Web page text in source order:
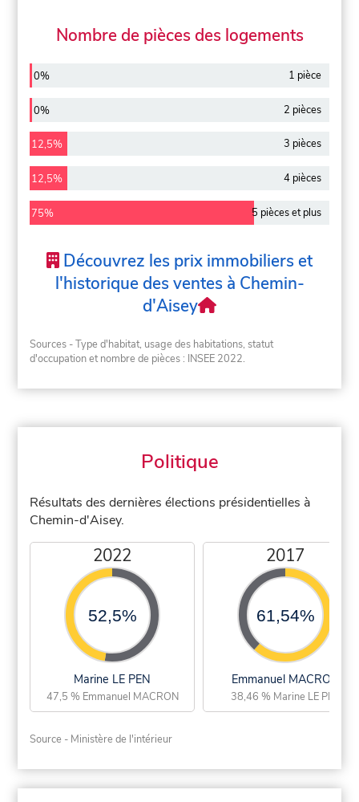
Nombre de pièces des logements
0% 1 pièce
0% 2 pièces
12,5% 3 pièces
12,5% 4 pièces
75% 5 pièces et plus
Découvrez les prix immobiliers et
l'historique des ventes à Chemin-
d'Aisey
Sources - Type d'habitat, usage des habitations, statut
d'occupation et nombre de pièces : INSEE 2022.
Politique
Résultats des dernières élections présidentielles à
Chemin-d'Aisey.
2022
52,5%
Marine LE PEN
47,5 % Emmanuel MACRON
2017
61,54%
Emmanuel MACRON
38,46 % Marine LE PEN
Source - Ministère de l'intérieur